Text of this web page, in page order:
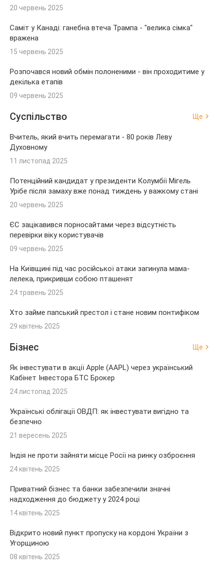
20 червень 2025
Саміт у Канаді: ганебна втеча Трампа - "велика сімка"
вражена
15 червень 2025
Розпочався новий обмін полоненими - він проходитиме у
декілька етапів
09 червень 2025
Суспільство Ще
Вчитель, який вчить перемагати - 80 років Леву
Духовному
11 листопад 2025
Потенційний кандидат у президенти Колумбії Мігель
Урібе після замаху вже понад тиждень у важкому стані
20 червень 2025
ЄС зацікавився порносайтами через відсутність
перевірки віку користувачів
09 червень 2025
На Київщині під час російської атаки загинула мама-
лелека, прикривши собою пташенят
24 травень 2025
Хто займе папський престол і стане новим понтифіком
29 квітень 2025
Бізнес Ще
Як інвестувати в акції Apple (AAPL) через український
Кабінет Інвестора БТС Брокер
24 листопад 2025
Українські облігації ОВДП: як інвестувати вигідно та
безпечно
21 вересень 2025
Індія не проти зайняти місце Росії на ринку озброєння
24 квітень 2025
Приватний бізнес та банки забезпечили значні
надходження до бюджету у 2024 році
14 квітень 2025
Відкрито новий пункт пропуску на кордоні України з
Угорщиною
08 квітень 2025